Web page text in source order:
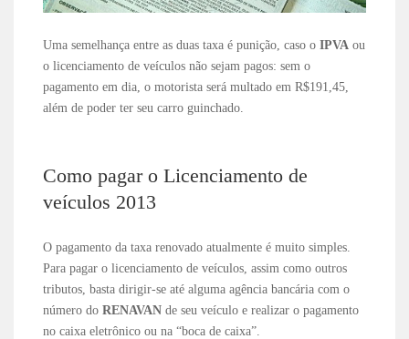
Uma semelhança entre as duas taxa é punição, caso oIPVA ou
o licenciamento de veículos não sejam pagos: sem o
pagamento em dia, o motorista será multado em R$191,45,
além de poder ter seu carro guinchado.
Como pagar o Licenciamento de
veículos 2013
O pagamento da taxa renovado atualmente é muito simples.
Para pagar o licenciamento de veículos, assim como outros
tributos, basta dirigir-se até alguma agência bancária com o
número doRENAVAN de seu veículo e realizar o pagamento
no caixa eletrônico ou na “boca de caixa”.